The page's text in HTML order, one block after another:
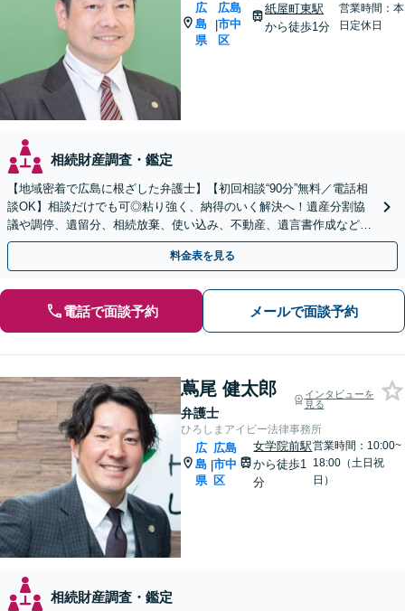
広
島
県
|
広島
市中
区
紙屋町東駅
から徒歩1分
営業時間：本
日定休日
相続財産調査・鑑定
【地域密着で広島に根ざした弁護士】【初回相談“90分”無料／電話相
談OK】相談だけでも可◎粘り強く、納得のいく解決へ！遺産分割協
議や調停、遺留分、相続放棄、使い込み、不動産、遺言書作成など、
実績豊富。状況に応じて税理士や司法書士などご紹介。
料金表を見る
電話で面談予約 メールで面談予約
蔦尾 健太郎
弁護士
インタビューを
見る
ひろしまアイビー法律事務所
広
島
県
|
広島
市中
区
女学院前駅
から徒歩1
分
営業時間：10:00~
18:00（土日祝
日）
相続財産調査・鑑定